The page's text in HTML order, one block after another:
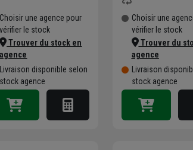
Choisir une agence pour
vérifier le stock
Trouver du stock en
agence
Livraison disponible selon
stock agence
Choisir une
vérifier le stock
Trouver du
agence
Livraison
stock agence